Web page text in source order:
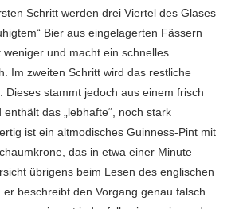
Schritt werden drei Viertel des Glases
Bier aus eingelagerten Fässern
weniger und macht ein schnelles
Im zweiten Schritt wird das restliche
Dieses stammt jedoch aus einem frisch
das „lebhafte“, noch stark
ist ein altmodisches Guinness-Pint mit
das in etwa einer Minute
übrigens beim Lesen des englischen
beschreibt den Vorgang genau falsch